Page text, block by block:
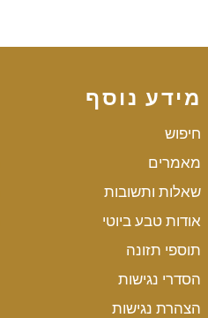
מידע נוסף
חיפוש
מאמרים
שאלות ותשובות
אודות טבע ביוטי
תוספי תזונה
הסדרי נגישות
הצהרת נגישות